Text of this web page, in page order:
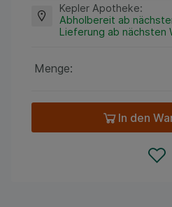
Kepler Apotheke:
Abholbereit ab
Lieferung ab nächsten
Menge:
In den